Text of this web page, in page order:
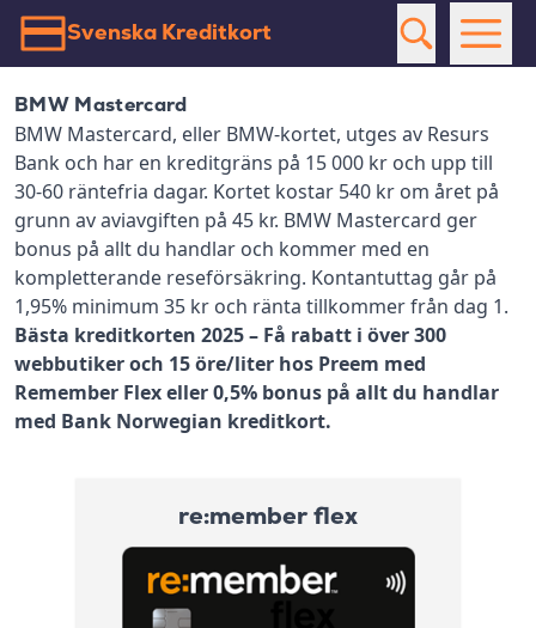
Svenska Kreditkort
BMW Mastercard
BMW Mastercard, eller BMW-kortet, utges av Resurs
Bank och har en kreditgräns på 15 000 kr och upp till
30-60 räntefria dagar. Kortet kostar 540 kr om året på
grunn av aviavgiften på 45 kr. BMW Mastercard ger
bonus på allt du handlar och kommer med en
kompletterande reseförsäkring. Kontantuttag går på
1,95% minimum 35 kr och ränta tillkommer från dag 1.
Bästa kreditkorten 2025 – Få rabatt i över 300
webbutiker och 15 öre/liter hos Preem med
Remember Flex eller 0,5% bonus på allt du handlar
med Bank Norwegian kreditkort.
re:member flex